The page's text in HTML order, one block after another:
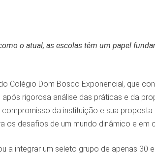
o atual, as escolas têm um papel
Colégio Dom Bosco Exponencial, que
rigorosa análise das práticas e da
da instituição e sua
os desafios de um mundo dinâmico e em
a integrar um seleto grupo de apenas